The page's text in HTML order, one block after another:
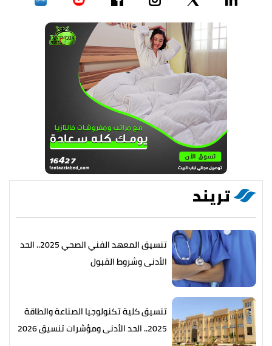
تريند
تنسيق المعهد الفني الصحي 2025.. الحد
الأدنى وشروط القبول
تنسيق كلية تكنولوجيا الصناعة والطاقة
2025.. الحد الأدنى ومؤشرات تنسيق 2026